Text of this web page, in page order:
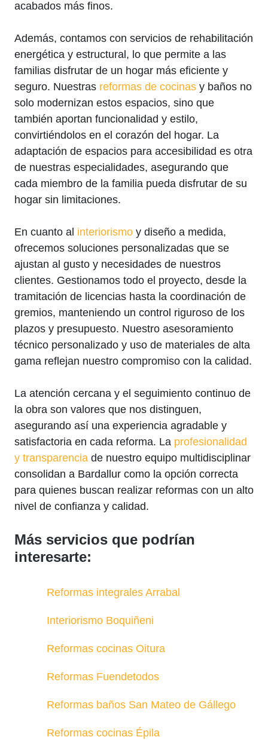
acabados más finos.
Además, contamos con servicios de rehabilitación
energética y estructural, lo que permite a las
familias disfrutar de un hogar más eficiente y
seguro. Nuestras reformas de cocinas y baños no
solo modernizan estos espacios, sino que
también aportan funcionalidad y estilo,
convirtiéndolos en el corazón del hogar. La
adaptación de espacios para accesibilidad es otra
de nuestras especialidades, asegurando que
cada miembro de la familia pueda disfrutar de su
hogar sin limitaciones.
En cuanto al interiorismo y diseño a medida,
ofrecemos soluciones personalizadas que se
ajustan al gusto y necesidades de nuestros
clientes. Gestionamos todo el proyecto, desde la
tramitación de licencias hasta la coordinación de
gremios, manteniendo un control riguroso de los
plazos y presupuesto. Nuestro asesoramiento
técnico personalizado y uso de materiales de alta
gama reflejan nuestro compromiso con la calidad.
La atención cercana y el seguimiento continuo de
la obra son valores que nos distinguen,
asegurando así una experiencia agradable y
satisfactoria en cada reforma. La profesionalidad
y transparencia de nuestro equipo multidisciplinar
consolidan a Bardallur como la opción correcta
para quienes buscan realizar reformas con un alto
nivel de confianza y calidad.
Más servicios que podrían
interesarte:
Reformas integrales Arrabal
Interiorismo Boquiñeni
Reformas cocinas Oitura
Reformas Fuendetodos
Reformas baños San Mateo de Gállego
Reformas cocinas Épila